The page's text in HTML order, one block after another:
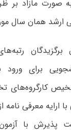
به صورت مازاد
ارشد همان سال
برای
کارگروه‌های
معرفی نامه از
پذیرش با